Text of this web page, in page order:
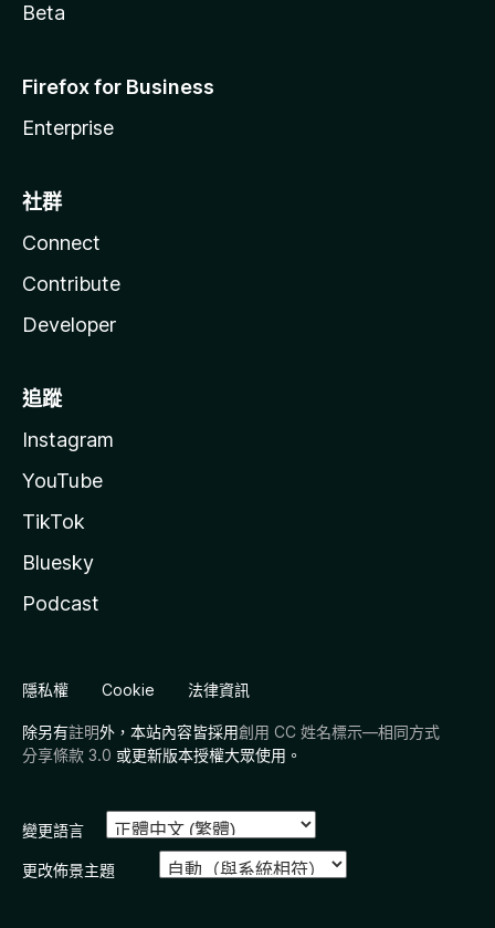
Beta
Firefox for Business
Enterprise
社群
Connect
Contribute
Developer
追蹤
Instagram
YouTube
TikTok
Bluesky
Podcast
隱私權 Cookie 法律資訊
除另有註明外，本站內容皆採用創用 CC 姓名標示—相同方式
分享條款 3.0 或更新版本授權大眾使用。
變更語言
更改佈景主題